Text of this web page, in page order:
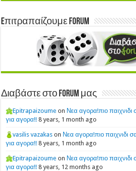
Eπιτραπαίζουμε Forum
Διαβάστε στο Forum μας
Epitrapaizoume on Νεα αγορα!πιο παιχνιδι
για αγορα!! 8 years, 1 month ago
vasilis vazakas on Νεα αγορα!πιο παιχνιδι
για αγορα!! 8 years, 1 month ago
Epitrapaizoume on Νεα αγορα!πιο παιχνιδι
για αγορα!! 8 years, 12 months ago